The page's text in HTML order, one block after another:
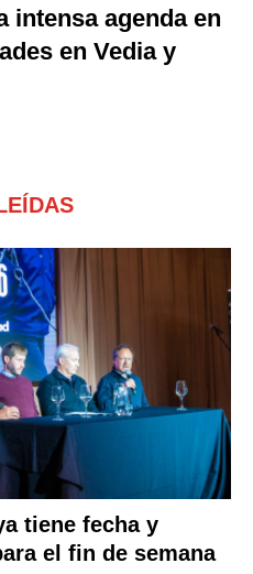
intensa agenda en
en Vedia y
tiene fecha y
el fin de semana